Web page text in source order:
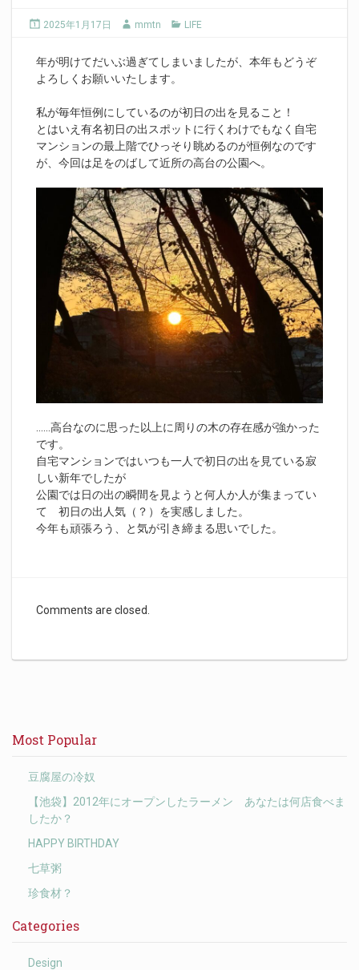
2025年1月17日 mmtn LIFE
年が明けてだいぶ過ぎてしまいましたが、本年もどうぞ
よろしくお願いいたします。
私が毎年恒例にしているのが初日の出を見ること！
とはいえ有名初日の出スポットに行くわけでもなく自宅
マンションの最上階でひっそり眺めるのが恒例なのです
が、今回は足をのばして近所の高台の公園へ。
……高台なのに思った以上に周りの木の存在感が強かった
です。
自宅マンションではいつも一人で初日の出を見ている寂
しい新年でしたが
公園では日の出の瞬間を見ようと何人か人が集まってい
て 初日の出人気（？）を実感しました。
今年も頑張ろう、と気が引き締まる思いでした。
Comments are closed.
Most Popular
豆腐屋の冷奴
【池袋】2012年にオープンしたラーメン あなたは何店食べま
したか？
HAPPY BIRTHDAY
七草粥
珍食材？
Categories
Design